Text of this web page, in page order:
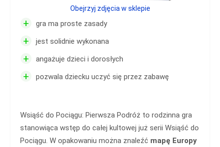
+ gra ma proste zasady
+ jest solidnie wykonana
+ angażuje dzieci i dorosłych
+ pozwala dziecku uczyć się przez zabawę
Wsiąść do Pociągu: Pierwsza Podróż to rodzinna gra
stanowiąca wstęp do całej kultowej już serii Wsiąść do
Pociągu. W opakowaniu można znaleźć mapę Europy
Obejrzyj zdjęcia w sklepie